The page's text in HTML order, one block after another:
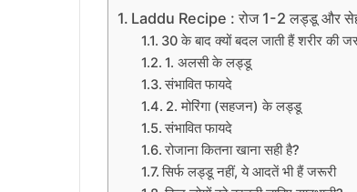
Laddu Recipe : रोज 1-2 लड्डू और
30 के बाद क्यों बदल जाती हैं शरीर की
1. अलसी के लड्डू
संभावित फायदे
2. मोरिंगा (सहजन) के लड्डू
संभावित फायदे
रोजाना कितना खाना सही है?
सिर्फ लड्डू नहीं, ये आदतें भी हैं जरूरी